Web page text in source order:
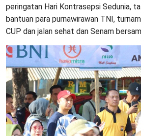
peringatan Hari Kontrasepsi Sedunia,
bantuan para purnawirawan TNI,
CUP dan jalan sehat dan Senam